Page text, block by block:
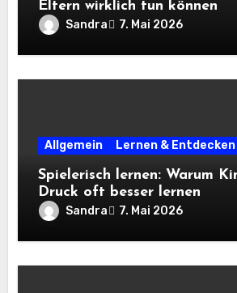
Eltern wirklich tun können
Sandra 7. Mai 2026
Allgemein Lernen & Entdecken
Spielerisch lernen: Warum
Druck oft besser lernen
Sandra 7. Mai 2026